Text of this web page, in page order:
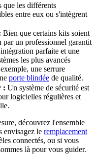
que les différents
entre eux ou s'intègrent
Bien que certains kits soient
un professionnel garantit
parfaite et une
les plus avancés
une serrure
porte blindée de qualité.
: Un système de sécurité est
logicielles régulières et
découvrez l'ensemble
envisagez le remplacement
connectés, ou si vous
là pour vous guider.